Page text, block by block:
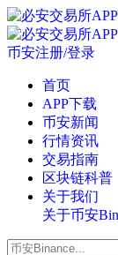
币安注册/登录
首页
APP下载
币安新闻
行情资讯
交易指南
区块链科普
关于我们
关于币安